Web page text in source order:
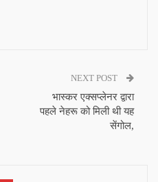
NEXT POST
भास्कर एक्सप्लेनर द्वारा
पहले नेहरू को मिली थी यह
सेंगोल,